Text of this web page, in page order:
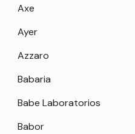
Axe
Ayer
Azzaro
Babaria
Babe Laboratorios
Babor